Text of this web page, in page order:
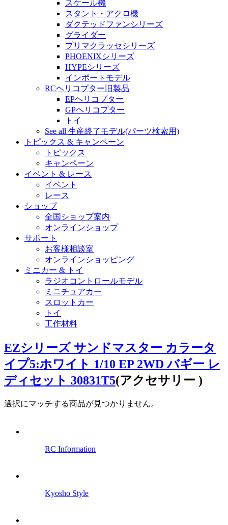
スケール機
スタント・アクロ機
ダクテッドファンシリーズ
グライダー
プリマクラッセシリーズ
PHOENIXシリーズ
HYPEシリーズ
インポートモデル
RCヘリコプター旧製品
EPヘリコプター
GPヘリコプター
トイ
See all 生産終了モデル(パーツ検索用)
トピックス & キャンペーン
トピックス
キャンペーン
イベント & レース
イベント
レース
ショップ
全国ショップ案内
オンラインショップ
サポート
お客様相談室
オンラインショッピング
ミニカー & トイ
ラジオコントロールモデル
ミニチュアカー
スロットカー
トイ
工作材料
EZシリーズ サンドマスター カラータ
イプ5:ホワイト 1/10 EP 2WD バギー レ
ディセット 30831T5(アクセサリー )
選択にマッチする商品が見つかりません。
RC Information
Kyosho Style